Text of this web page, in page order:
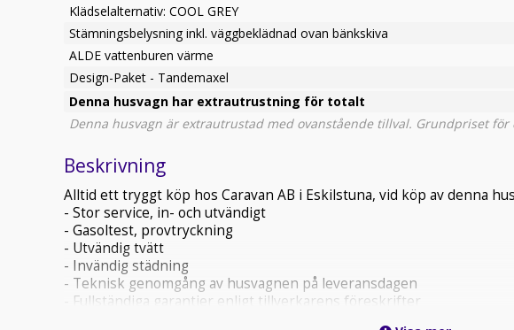
Klädselalternativ: COOL GREY
Stämningsbelysning inkl. väggbeklädnad ovan bänkskiva
ALDE vattenburen värme
Design-Paket - Tandemaxel
Denna husvagn har extrautrustning för totalt
Denna husvagn är extrautrustad med ovanstående tillval. Grundpriset
Beskrivning
Alltid ett tryggt köp hos Caravan AB i Eskilstuna, vid köp av denna
- Stor service, in- och utvändigt
- Gasoltest, provtryckning
- Utvändig tvätt
- Invändig städning
- Teknisk genomgång av husvagnen på leveransdagen
- Fullständiga garantier enligt tillverkarens föreskrifter